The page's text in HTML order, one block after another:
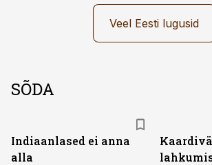
Veel Eesti lugusid
SÕDA
Indiaanlased ei anna
alla